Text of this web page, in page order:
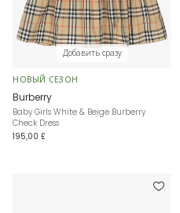
Добавить сразу
НОВЫЙ СЕЗОН
Burberry
Baby Girls White & Beige Burberry
Check Dress
195,00 £